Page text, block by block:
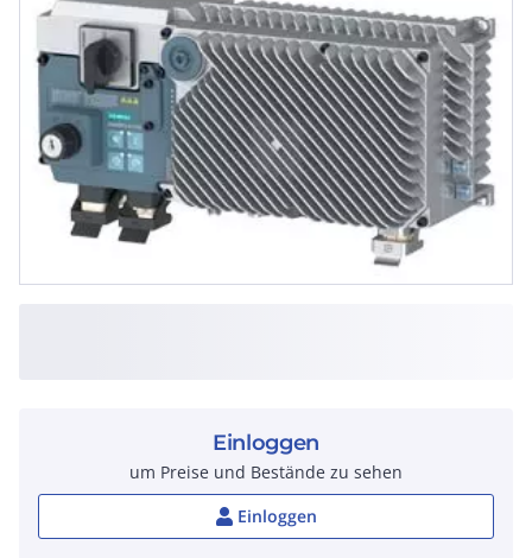
Einloggen
um Preise und Bestände zu sehen
Einloggen